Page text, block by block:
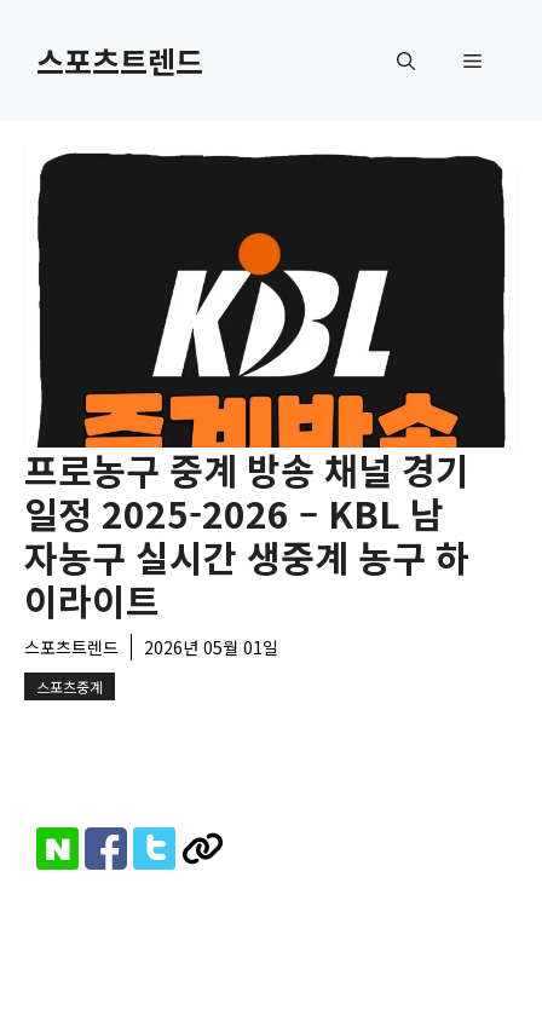
스포츠트렌드 메
프로농구 중계 방송 채널 경기
일정 2025-2026 – KBL 남
자농구 실시간 생중계 농구 하
이라이트
스포츠트렌드 2026년 05월 01일
스포츠중계